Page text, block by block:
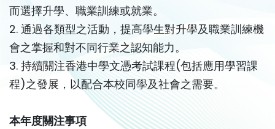
而選擇升學、職業訓練或就業。
2. 通過各類型之活動，提高學生對升學及職業訓練機
會之掌握和對不同行業之認知能力。
3. 持續關注香港中學文憑考試課程(包括應用學習課
程)之發展，以配合本校同學及社會之需要。
本年度關注事項